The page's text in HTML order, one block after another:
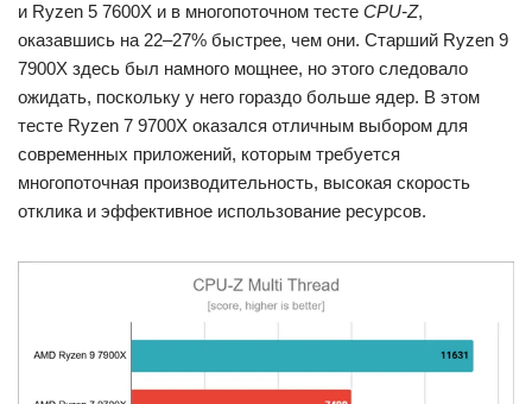
и Ryzen 5 7600X и в многопоточном тесте CPU-Z,
оказавшись на 22–27% быстрее, чем они. Старший Ryzen 9
7900X здесь был намного мощнее, но этого следовало
ожидать, поскольку у него гораздо больше ядер. В этом
тесте Ryzen 7 9700X оказался отличным выбором для
современных приложений, которым требуется
многопоточная производительность, высокая скорость
отклика и эффективное использование ресурсов.